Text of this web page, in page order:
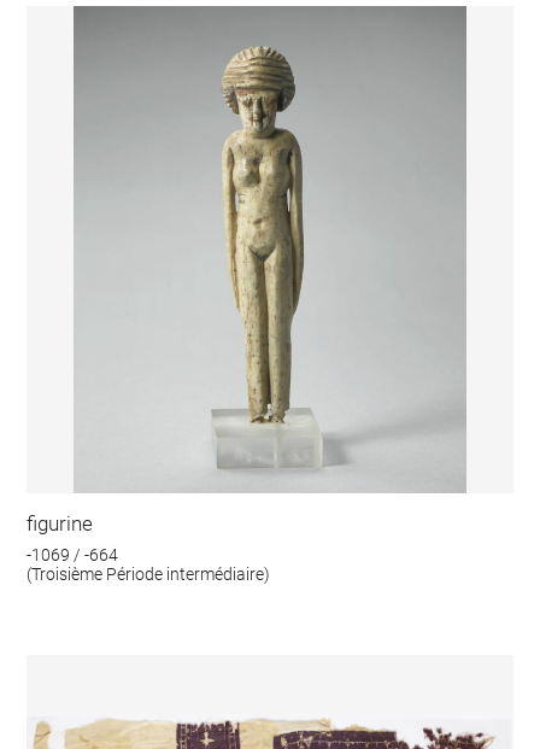
figurine
-1069 / -664
(Troisième Période intermédiaire)